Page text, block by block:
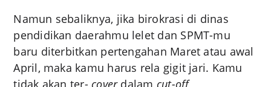
Namun sebaliknya, jika birokrasi di dinas
pendidikan daerahmu lelet dan SPMT-mu
baru diterbitkan pertengahan Maret atau awal
April, maka kamu harus rela gigit jari. Kamu
tidak akan ter-coverdalam cut-off